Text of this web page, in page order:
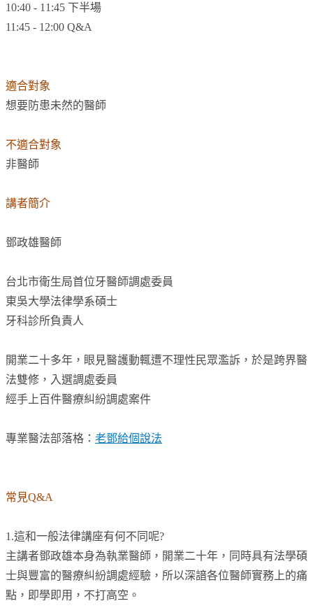
10:40 - 11:45 下半場
11:45 - 12:00 Q&A
適合對象
想要防患未然的醫師
不適合對象
非醫師
講者簡介
鄧政雄醫師
台北市衛生局首位牙醫師調處委員
東吳大學法律學系碩士
牙科診所負責人
開業二十多年，眼見醫護動輒遭不理性民眾濫訴，於是跨界醫
法雙修，入選調處委員
經手上百件醫療糾紛調處案件
專業醫法部落格： 老鄧給個說法
常見Q&A
1.這和一般法律講座有何不同呢?
主講者鄧政雄本身為執業醫師，開業二十年，同時具有法學碩
士與豐富的醫療糾紛調處經驗，所以深諳各位醫師實務上的痛
點，即學即用，不打高空。